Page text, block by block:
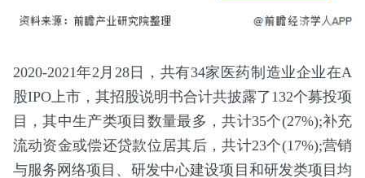
2020-2021年2月28日，共有34家医药制造业企业在A
股IPO上市，其招股说明书合计共披露了132个募投项
目，其中生产类项目数量最多，共计35个(27%);补充
流动资金或偿还贷款位居其后，共计23个(17%);营销
与服务网络项目、研发中心建设项目和研发类项目均